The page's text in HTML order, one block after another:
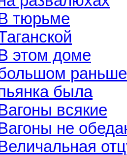
тюрьме
этом доме
раньше
была
всякие
не